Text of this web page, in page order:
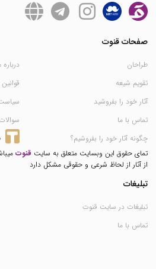
صفحات قنوت
طراحان
تقویم شیعه
آثار خود را بفروشید
تماس با ما
چگونه آثار خود را بفروشیم؟
درباره
تمای حقوق این وبسایت متعلق به سایت قنوت
از آثار از لحاظ شرعی و حقوقی مشکل دارد
تبلیغات
تبلیغات در سایت قنوت
تماس با ما